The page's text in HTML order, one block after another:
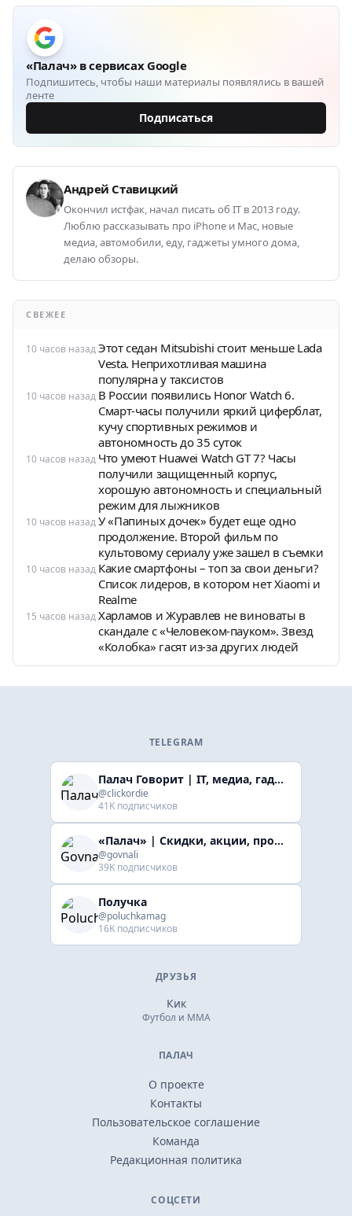
«Палач» в сервисах Google
Подпишитесь, чтобы наши материалы появлялись в вашей
ленте
Подписаться
Андрей Ставицкий
Окончил истфак, начал писать об IT в 2013 году.
Люблю рассказывать про iPhone и Mac, новые
медиа, автомобили, еду, гаджеты умного дома,
делаю обзоры.
СВЕЖЕЕ
10 часов назадЭтот седан Mitsubishi стоит меньше Lada
Vesta. Неприхотливая машина
популярна у таксистов
10 часов назад В России появились Honor Watch 6.
Смарт-часы получили яркий циферблат,
кучу спортивных режимов и
автономность до 35 суток
10 часов назад Что умеют Huawei Watch GT 7? Часы
получили защищенный корпус,
хорошую автономность и специальный
режим для лыжников
10 часов назадУ «Папиных дочек» будет еще одно
продолжение. Второй фильм по
культовому сериалу уже зашел в съемки
10 часов назад Какие смартфоны – топ за свои деньги?
Список лидеров, в котором нет Xiaomi и
Realme
15 часов назадХарламов и Журавлев не виноваты в
скандале с «Человеком-пауком». Звезд
«Колобка» гасят из-за других людей
TELEGRAM
Палач Говорит | IT, медиа, гaджеты, скидки
@clickordie
41K подписчиков
«Палач» | Скидки, акции, промокоды
@govnali
39K подписчиков
Получка
@poluchkamag
16K подписчиков
ДРУЗЬЯ
Кик
Футбол и ММА
ПАЛАЧ
О проекте
Контакты
Пользовательское соглашение
Команда
Редакционная политика
СОЦСЕТИ